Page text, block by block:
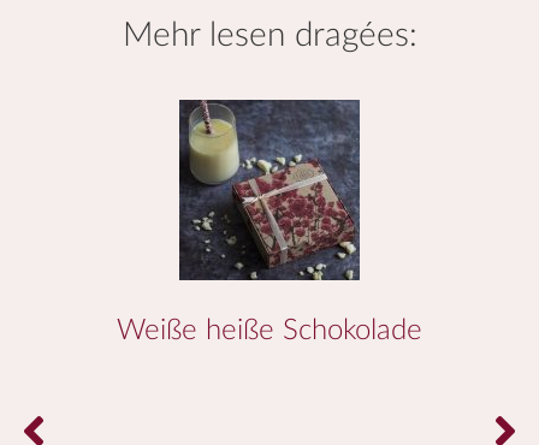
mehr lesen dragées:
Weiße heiße Schokolade